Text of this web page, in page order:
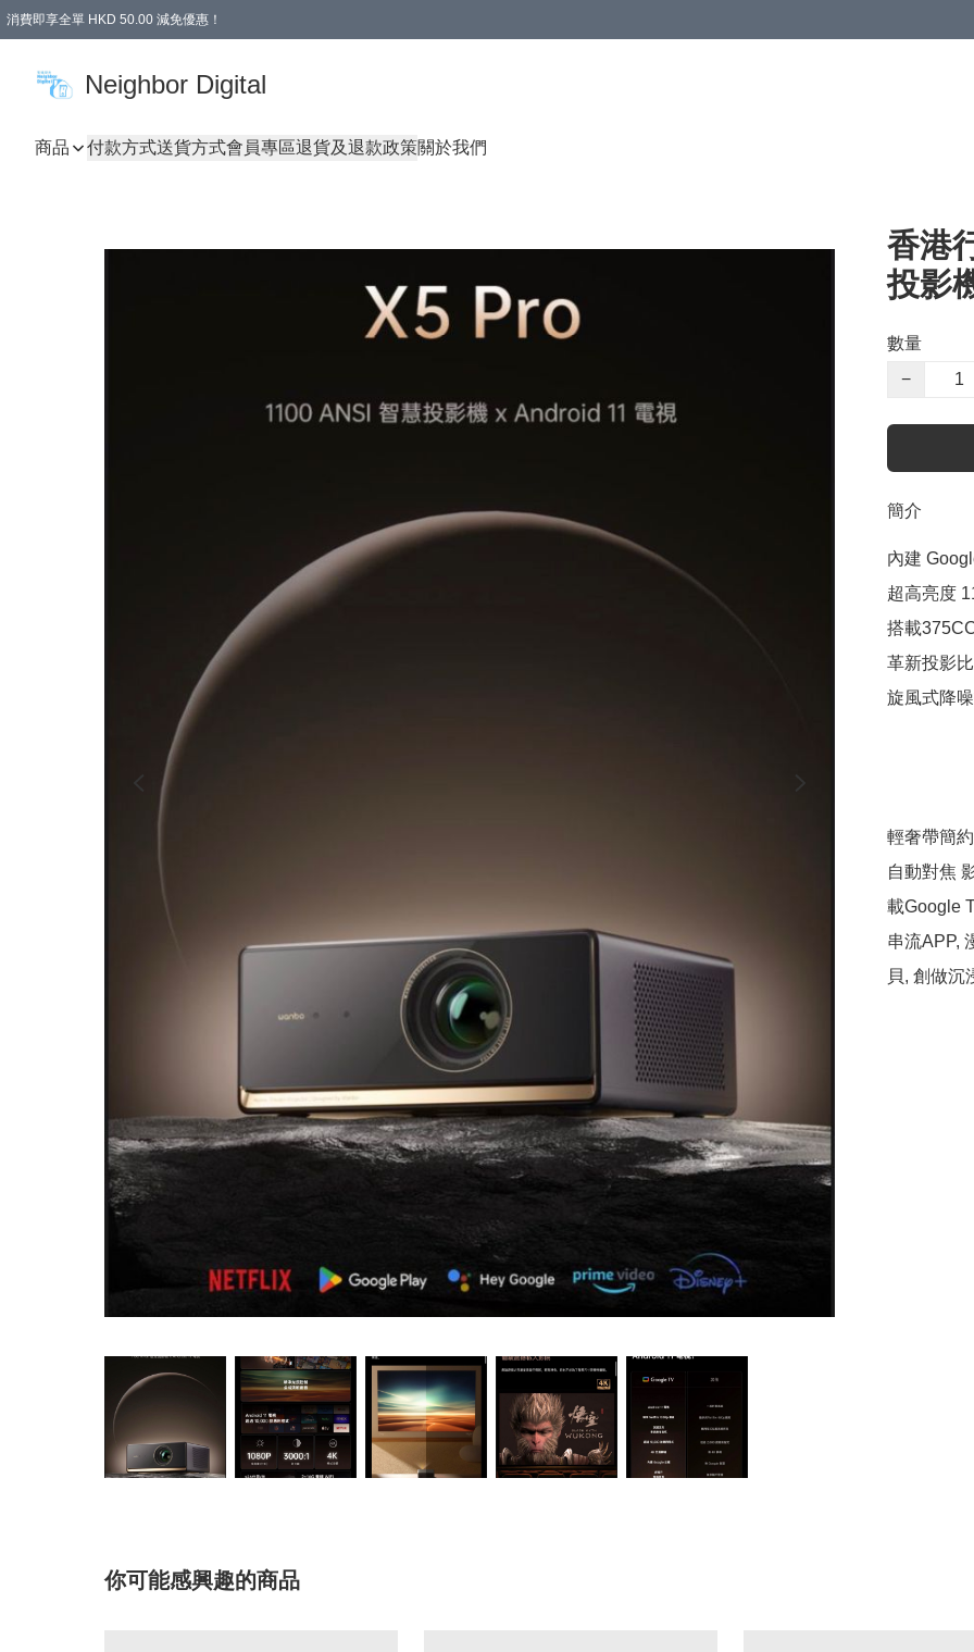
消費即享全單 HKD 50.00 減免優惠！
Neighbor Digital
商品 付款方式送貨方式會員專區退貨及退款政策關於我們
香港
投影
數量
−
簡介
內建
超高亮度
搭載
革新投影
旋風式降
輕奢帶簡
自動對焦
載Google
串流APP,
貝, 創做沉
你可能感興趣的商品